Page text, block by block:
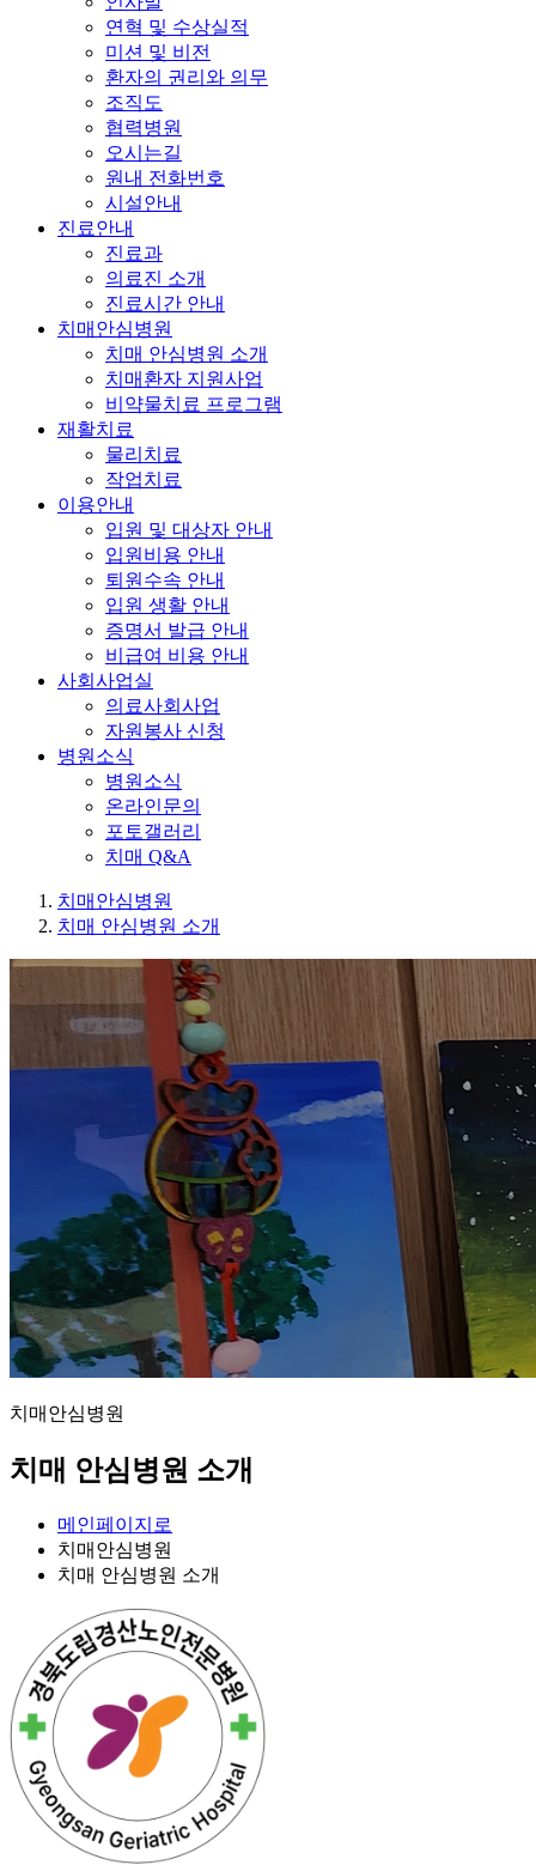
연혁 및 수상실적
미션 및 비전
환자의 권리와 의무
조직도
협력병원
오시는길
원내 전화번호
시설안내
진료안내
진료과
의료진 소개
진료시간 안내
치매안심병원
치매 안심병원 소개
치매환자 지원사업
비약물치료 프로그램
재활치료
물리치료
작업치료
이용안내
입원 및 대상자 안내
입원비용 안내
퇴원수속 안내
입원 생활 안내
증명서 발급 안내
비급여 비용 안내
사회사업실
의료사회사업
자원봉사 신청
병원소식
병원소식
온라인문의
포토갤러리
치매 Q&A
치매안심병원
치매 안심병원 소개
치매안심병원
치매 안심병원 소개
메인페이지로
치매안심병원
치매 안심병원 소개